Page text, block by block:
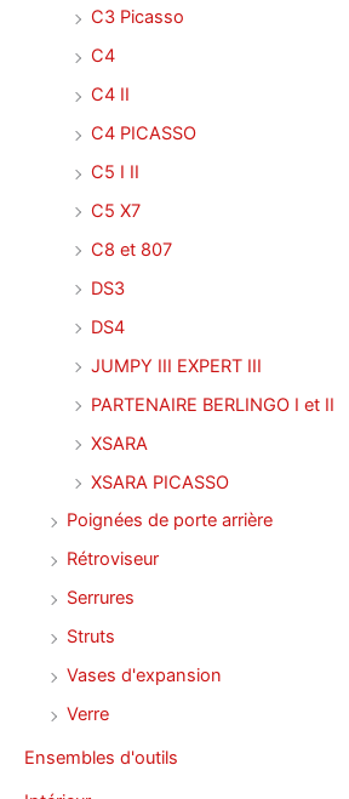
C3 Picasso
C4
C4 II
C4 PICASSO
C5 I II
C5 X7
C8 et 807
DS3
DS4
JUMPY III EXPERT III
PARTENAIRE BERLINGO I et II
XSARA
XSARA PICASSO
Poignées de porte arrière
Rétroviseur
Serrures
Struts
Vases d'expansion
Verre
Ensembles d'outils